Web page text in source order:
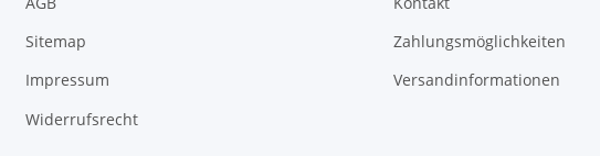
Sitemap
Impressum
Widerrufsrecht
Zahlungsmöglichkeiten
Versandinformationen